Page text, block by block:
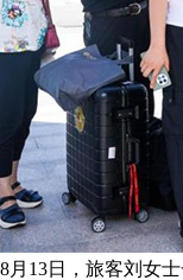
8月13日，旅客刘女